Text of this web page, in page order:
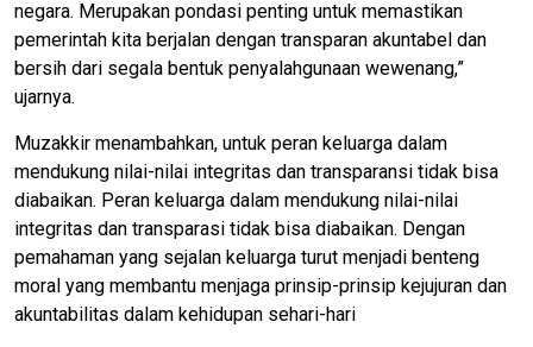
negara. Merupakan pondasi penting untuk memastikan
pemerintah kita berjalan dengan transparan akuntabel dan
bersih dari segala bentuk penyalahgunaan wewenang,”
ujarnya.
Muzakkir menambahkan, untuk peran keluarga dalam
mendukung nilai-nilai integritas dan transparansi tidak bisa
diabaikan. Peran keluarga dalam mendukung nilai-nilai
integritas dan transparasi tidak bisa diabaikan. Dengan
pemahaman yang sejalan keluarga turut menjadi benteng
moral yang membantu menjaga prinsip-prinsip kejujuran dan
akuntabilitas dalam kehidupan sehari-hari